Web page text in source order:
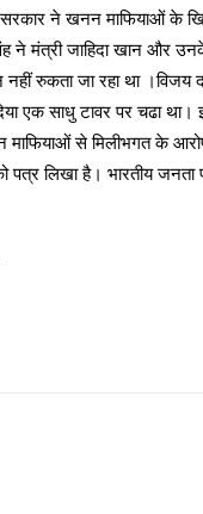
ने खनन माफियाओं के
ने मंत्री जाहिदा खान और
रुकता जा रहा था ।विजय
एक साधु टावर पर चढा
से मिलीभगत के
पत्र लिखा है। भारतीय जनता